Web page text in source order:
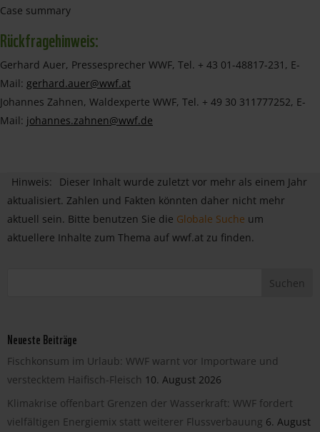
Case summary
Rückfragehinweis:
Gerhard Auer, Pressesprecher WWF, Tel. + 43 01-48817-231, E-
Mail: gerhard.auer@wwf.at
Johannes Zahnen, Waldexperte WWF, Tel. + 49 30 311777252, E-
Mail: johannes.zahnen@wwf.de
Hinweis:
Dieser Inhalt wurde zuletzt vor mehr als einem Jahr
aktualisiert. Zahlen und Fakten könnten daher nicht mehr
aktuell sein. Bitte benutzen Sie die Globale Suche um
aktuellere Inhalte zum Thema auf wwf.at zu finden.
Neueste Beiträge
Fischkonsum im Urlaub: WWF warnt vor Importware und
verstecktem Haifisch-Fleisch 10. August 2026
Klimakrise offenbart Grenzen der Wasserkraft: WWF fordert
vielfältigen Energiemix statt weiterer Flussverbauung 6. August